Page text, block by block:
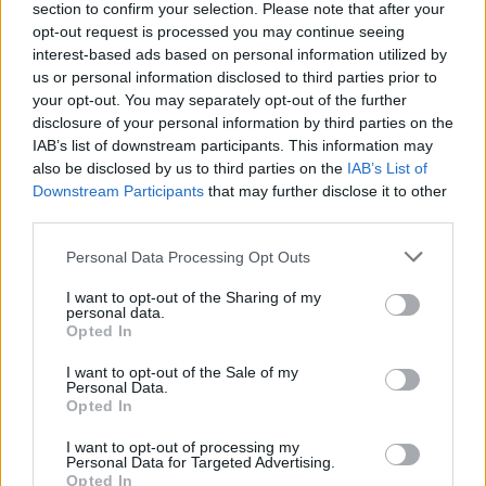
section to confirm your selection. Please note that after your
opt-out request is processed you may continue seeing
interest-based ads based on personal information utilized by
us or personal information disclosed to third parties prior to
your opt-out. You may separately opt-out of the further
disclosure of your personal information by third parties on the
IAB’s list of downstream participants. This information may
also be disclosed by us to third parties on the IAB’s List of
Downstream Participants that may further disclose it to other
Please note that this website/app uses one or more Google
not limited to your visit or usage behaviour. You may click to
grant or deny consent to Google and its third-party tags to
use your data for below specified purposes in below Google
consent section.
Personal Data Processing Opt Outs
I want to opt-out of the Sharing of my
personal data.
Opted In
I want to opt-out of the Sale of my
Personal Data.
Opted In
I want to opt-out of processing my
Personal Data for Targeted Advertising.
Opted In
11 partidos y en ellos marcó 2 goles, repartió 2 asistencias y
sumó 58 puntos Comunio (5,27 de media).
El Betis en Comunio: ¿A quién comprar, a quién
vender?
El Betis está peleando por puestos
Champions tras las primeras
catorce jornadas, pero en
Comunio está en mitad de tabla en
cuanto a puntos generados.
por orden de compra tras el primer
Samuel Linoes otro futbolista que en su debut en Primera
está sorprendiendo. El extremo ha jugado desde el inicio
los 14 encuentros disputados por los ché, con 2 goles y 4,93
de puntos de media como registros. Tiene unos interesantes